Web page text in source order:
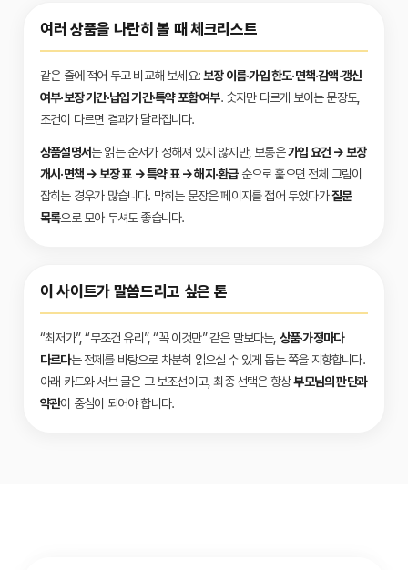
여러 상품을 나란히 볼 때 체크리스트
같은 줄에 적어 두고 비교해 보세요:보장 이름·가입 한도·면책·감액·갱신
여부·보장 기간·납입 기간·특약 포함 여부. 숫자만 다르게 보이는 문장도,
조건이 다르면 결과가 달라집니다.
상품설명서는 읽는 순서가 정해져 있지 않지만, 보통은가입 요건 → 보장
개시·면책 → 보장 표 → 특약 표 → 해지·환급순으로 훑으면 전체 그림이
잡히는 경우가 많습니다. 막히는 문장은 페이지를 접어 두었다가질문
목록으로 모아 두셔도 좋습니다.
이 사이트가 말씀드리고 싶은 톤
“최저가”, “무조건 유리”, “꼭 이것만” 같은 말보다는, 상품·가정마다
다르다는 전제를 바탕으로 차분히 읽으실 수 있게 돕는 쪽을 지향합니다.
아래 카드와 서브 글은 그 보조선이고, 최종 선택은 항상부모님의 판단과
약관이 중심이 되어야 합니다.